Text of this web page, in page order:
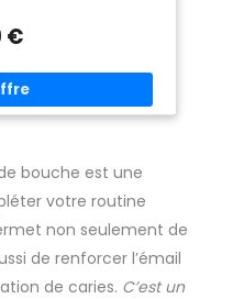
vous aide à éliminer
moyen efficace d'éliminer
Pour une haleine fraîche :
hygiène dentaire. A
dents et des gencives
en complément de
renouvelables : Les
Interdentaires TePe
et sont fabriquées
Interdentaires TePe
ergonomique : Le
prise en main stable pour
interdentaires TePe
avec des experts
qualité optimale.
€
bouche est une
votre routine
non seulement de
de renforcer l’émail
de caries. C’est un